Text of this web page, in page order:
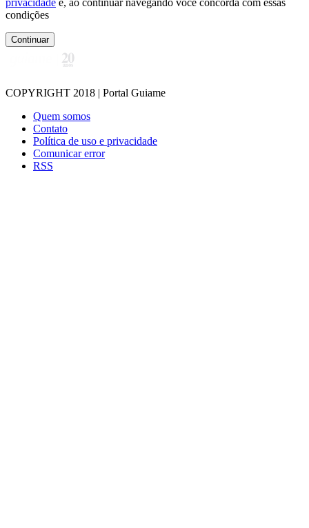
privacidade e, ao continuar navegando você concorda com essas
condições
Continuar
COPYRIGHT 2018 | Portal Guiame
Quem somos
Contato
Política de uso e privacidade
Comunicar error
RSS